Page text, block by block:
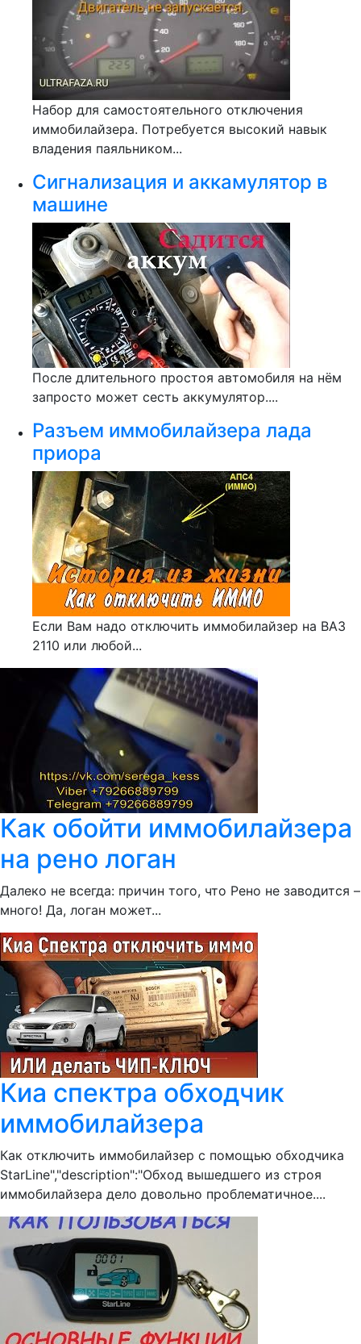
Набор для самостоятельного отключения
иммобилайзера. Потребуется высокий навык
владения паяльником...
Сигнализация и аккамулятор в
машине
После длительного простоя автомобиля на нём
запросто может сесть аккумулятор....
Разъем иммобилайзера лада
приора
Если Вам надо отключить иммобилайзер на ВАЗ
2110 или любой...
Как обойти иммобилайзера
на рено логан
Далеко не всегда: причин того, что Рено не заводится –
много! Да, логан может...
Киа спектра обходчик
иммобилайзера
Как отключить иммобилайзер с помощью обходчика
StarLine","description":"Обход вышедшего из строя
иммобилайзера дело довольно проблематичное....